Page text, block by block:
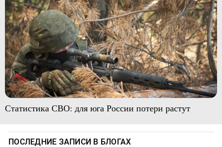
Статистика СВО: для юга России потери растут
ПОСЛЕДНИЕ ЗАПИСИ В БЛОГАХ